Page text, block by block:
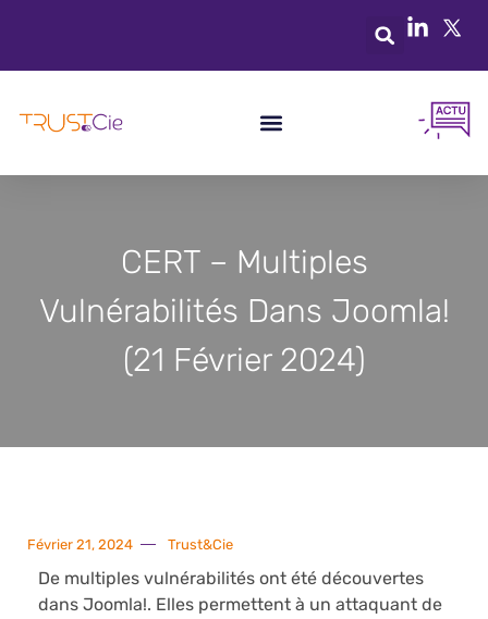
CERT – Multiples
Vulnérabilités Dans Joomla!
(21 Février 2024)
Février 21, 2024 Trust&Cie
De multiples vulnérabilités ont été découvertes
dans Joomla!. Elles permettent à un attaquant de